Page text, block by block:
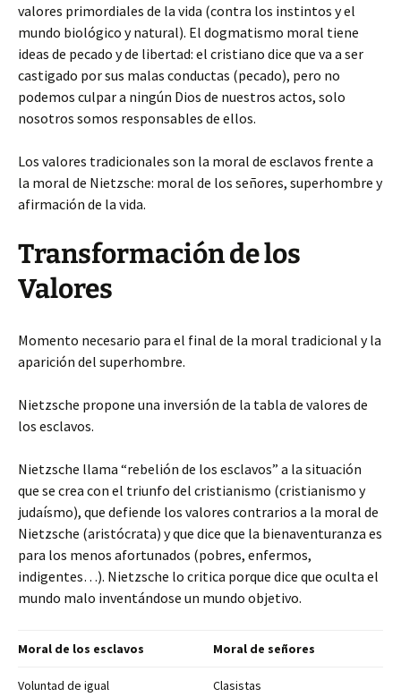
valores primordiales de la vida (contra los instintos y el
mundo biológico y natural). El dogmatismo moral tiene
ideas de pecado y de libertad: el cristiano dice que va a ser
castigado por sus malas conductas (pecado), pero no
podemos culpar a ningún Dios de nuestros actos, solo
nosotros somos responsables de ellos.
Los valores tradicionales son la moral de esclavos frente a
la moral de Nietzsche: moral de los señores, superhombre y
afirmación de la vida.
Transformación de los
Valores
Momento necesario para el final de la moral tradicional y la
aparición del superhombre.
Nietzsche propone una inversión de la tabla de valores de
los esclavos.
Nietzsche llama “rebelión de los esclavos” a la situación
que se crea con el triunfo del cristianismo (cristianismo y
judaísmo), que defiende los valores contrarios a la moral de
Nietzsche (aristócrata) y que dice que la bienaventuranza es
para los menos afortunados (pobres, enfermos,
indigentes…). Nietzsche lo critica porque dice que oculta el
mundo malo inventándose un mundo objetivo.
Moral de los esclavos Moral de señores
Voluntad de igual Clasistas